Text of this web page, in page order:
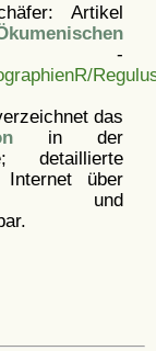
Artikel
das
in der
detaillierte
über